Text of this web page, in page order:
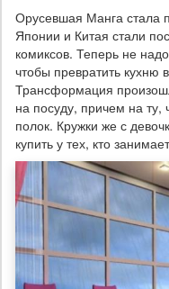
Орусевшая Манга стала
Японии и Китая стали
комиксов. Теперь не
чтобы превратить кухню
Трансформация
на посуду, причем на ту,
полок. Кружки же с
купить у тех, кто